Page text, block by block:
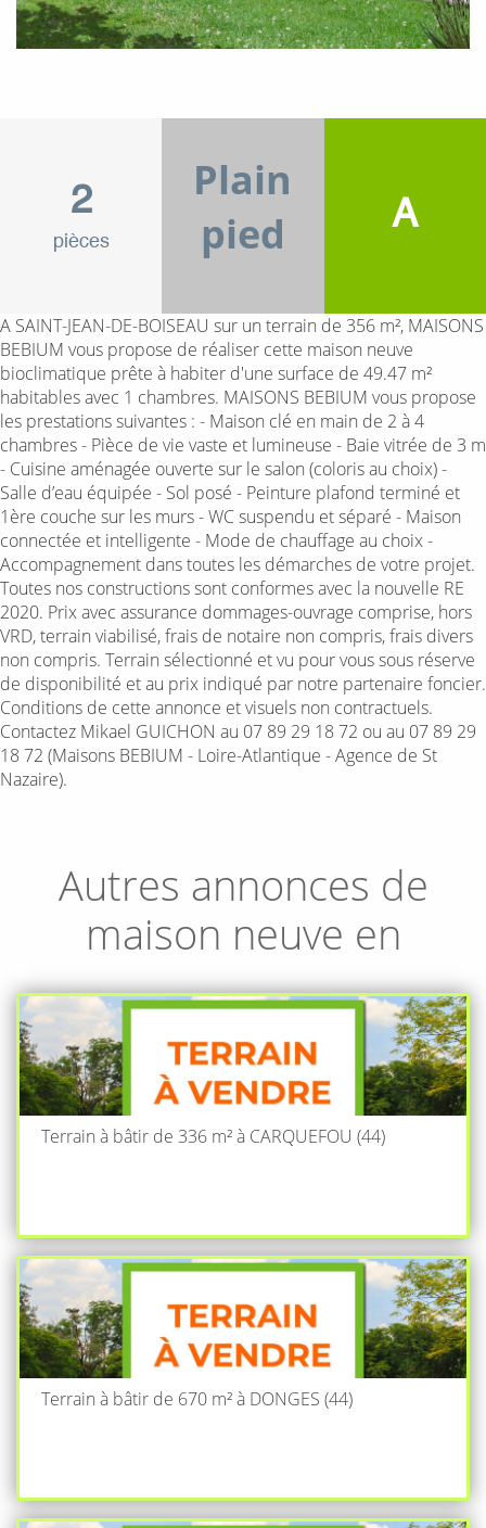
2
pièces
Plain
pied
A
A SAINT-JEAN-DE-BOISEAU sur un terrain de 356 m², MAISONS
BEBIUM vous propose de réaliser cette maison neuve
bioclimatique prête à habiter d'une surface de 49.47 m²
habitables avec 1 chambres. MAISONS BEBIUM vous propose
les prestations suivantes : - Maison clé en main de 2 à 4
chambres - Pièce de vie vaste et lumineuse - Baie vitrée de 3 m
- Cuisine aménagée ouverte sur le salon (coloris au choix) -
Salle d’eau équipée - Sol posé - Peinture plafond terminé et
1ère couche sur les murs - WC suspendu et séparé - Maison
connectée et intelligente - Mode de chauffage au choix -
Accompagnement dans toutes les démarches de votre projet.
Toutes nos constructions sont conformes avec la nouvelle RE
2020. Prix avec assurance dommages-ouvrage comprise, hors
VRD, terrain viabilisé, frais de notaire non compris, frais divers
non compris. Terrain sélectionné et vu pour vous sous réserve
de disponibilité et au prix indiqué par notre partenaire foncier.
Conditions de cette annonce et visuels non contractuels.
Contactez Mikael GUICHON au 07 89 29 18 72 ou au 07 89 29
18 72 (Maisons BEBIUM - Loire-Atlantique - Agence de St
Nazaire).
Autres annonces de
maison neuve en
Terrain à bâtir de 336 m² à CARQUEFOU (44)
Terrain à bâtir de 670 m² à DONGES (44)